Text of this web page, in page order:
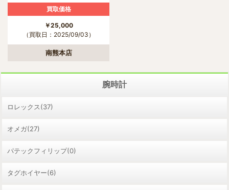
買取価格
￥25,000
（買取日：2025/09/03）
南熊本店
腕時計
ロレックス(37)
オメガ(27)
パテックフィリップ(0)
タグホイヤー(6)